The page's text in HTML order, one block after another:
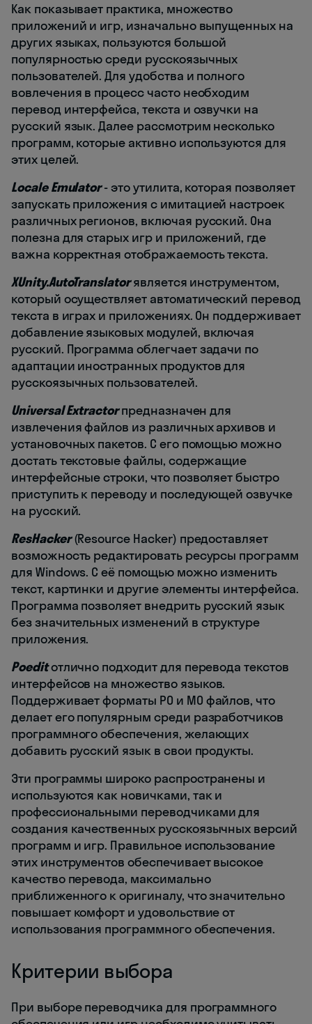
Как показывает практика, множество
приложений и игр, изначально выпущенных на
других языках, пользуются большой
популярностью среди русскоязычных
пользователей. Для удобства и полного
вовлечения в процесс часто необходим
перевод интерфейса, текста и озвучки на
русский язык. Далее рассмотрим несколько
программ, которые активно используются для
этих целей.
Locale Emulator- это утилита, которая позволяет
запускать приложения с имитацией настроек
различных регионов, включая русский. Она
полезна для старых игр и приложений, где
важна корректная отображаемость текста.
XUnity.AutoTranslatorявляется инструментом,
который осуществляет автоматический перевод
текста в играх и приложениях. Он поддерживает
добавление языковых модулей, включая
русский. Программа облегчает задачи по
адаптации иностранных продуктов для
русскоязычных пользователей.
Universal Extractorпредназначен для
извлечения файлов из различных архивов и
установочных пакетов. С его помощью можно
достать текстовые файлы, содержащие
интерфейсные строки, что позволяет быстро
приступить к переводу и последующей озвучке
на русский.
ResHacker(Resource Hacker) предоставляет
возможность редактировать ресурсы программ
для Windows. С её помощью можно изменить
текст, картинки и другие элементы интерфейса.
Программа позволяет внедрить русский язык
без значительных изменений в структуре
приложения.
Poeditотлично подходит для перевода текстов
интерфейсов на множество языков.
Поддерживает форматы PO и MO файлов, что
делает его популярным среди разработчиков
программного обеспечения, желающих
добавить русский язык в свои продукты.
Эти программы широко распространены и
используются как новичками, так и
профессиональными переводчиками для
создания качественных русскоязычных версий
программ и игр. Правильное использование
этих инструментов обеспечивает высокое
качество перевода, максимально
приближенного к оригиналу, что значительно
повышает комфорт и удовольствие от
использования программного обеспечения.
Критерии выбора
При выборе переводчика для программного